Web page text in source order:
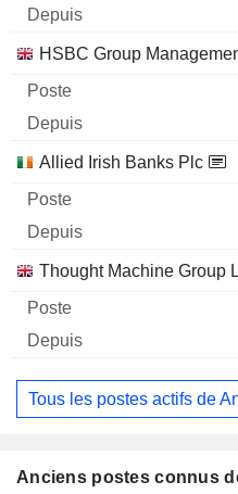
HSBC Group
Allied Irish Banks Plc
Thought Machine Group
Tous les postes actifs de
Anciens postes connus